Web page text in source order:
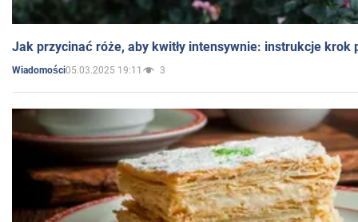
Jak przycinać róże, aby kwitły intensywnie: instrukcje krok
Wiadomości05.03.2025 19:11 3